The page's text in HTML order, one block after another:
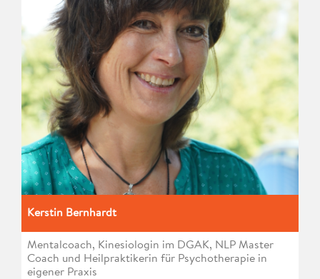
Kerstin Bernhardt
Mentalcoach, Kinesiologin im DGAK, NLP Master
Coach und Heilpraktikerin für Psychotherapie in
eigener Praxis